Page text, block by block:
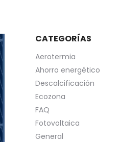
CATEGORÍAS
Aerotermia
Ahorro energético
Descalcificación
Ecozona
FAQ
Fotovoltaica
General